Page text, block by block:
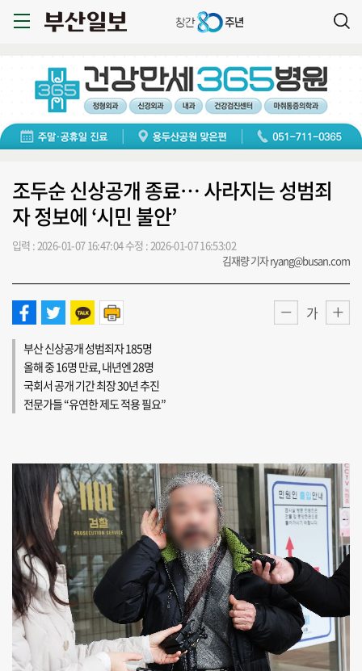
조두순 신상공개 종료… 사라지는 성범죄
자 정보에 ‘시민 불안’
입력 : 2026-01-07 16:47:04수정 : 2026-01-07 16:53:02
김재량 기자 ryang@busan.com
가
부산 신상공개 성범죄자 185명
올해 중 16명 만료, 내년엔 28명
국회서 공개 기간 최장 30년 추진
전문가들 “유연한 제도 적용 필요”